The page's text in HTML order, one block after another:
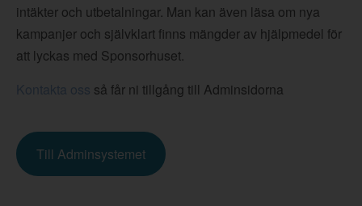
intäkter och utbetalningar. Man kan även läsa om nya
kampanjer och självklart finns mängder av hjälpmedel för
att lyckas med Sponsorhuset.
Kontakta oss så får ni tillgång till Adminsidorna
Till Adminsystemet